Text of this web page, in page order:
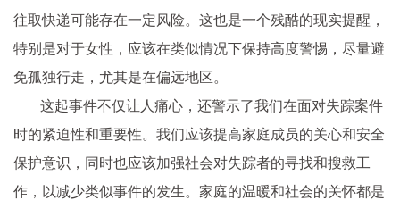
往取快递可能存在一定风险。这也是一个残酷的现实提醒，
特别是对于女性，应该在类似情况下保持高度警惕，尽量避
免孤独行走，尤其是在偏远地区。
这起事件不仅让人痛心，还警示了我们在面对失踪案件
时的紧迫性和重要性。我们应该提高家庭成员的关心和安全
保护意识，同时也应该加强社会对失踪者的寻找和搜救工
作，以减少类似事件的发生。家庭的温暖和社会的关怀都是